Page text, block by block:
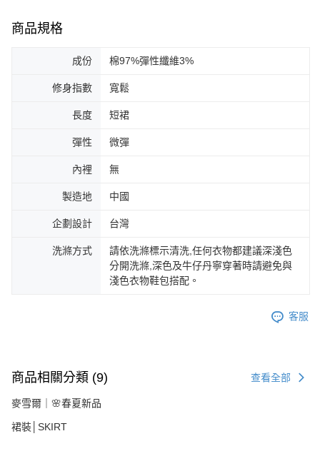
商品規格
成份 棉97%彈性纖維3%
修身指數 寬鬆
長度 短裙
彈性 微彈
內裡 無
製造地 中國
企劃設計 台灣
洗滌方式
請依洗滌標示清洗,任何衣物都建議深淺色
分開洗滌,深色及牛仔丹寧穿著時請避免與
淺色衣物鞋包搭配。
客服
商品相關分類 (9) 查看全部
麥雪爾｜🌸春夏新品
裙裝│SKIRT